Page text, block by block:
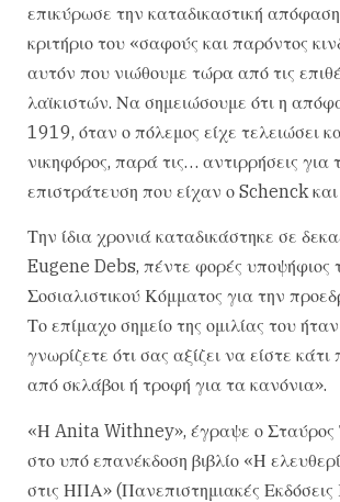
επικύρωσε την καταδικαστική
κριτήριο του «σαφούς και παρόντος
αυτόν που νιώθουμε τώρα από τις
λαϊκιστών. Να σημειώσουμε ότι η
1919, όταν ο πόλεμος είχε τελειώσει
νικηφόρος, παρά τις… αντιρρήσεις για
επιστράτευση που είχαν ο Schenck και
Την ίδια χρονιά καταδικάστηκε σε
Eugene Debs, πέντε φορές υποψήφιος
Σοσιαλιστικού Κόμματος για την
Το επίμαχο σημείο της ομιλίας του
γνωρίζετε ότι σας αξίζει να είστε κάτι
από σκλάβοι ή τροφή για τα κανόνια».
«Η Anita Withney», έγραψε ο Σταύρος
στο υπό επανέκδοση βιβλίο «Η
στις ΗΠΑ» (Πανεπιστημιακές